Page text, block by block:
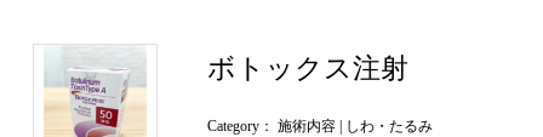
ボトックス注射
Category： 施術内容 しわ・たるみ